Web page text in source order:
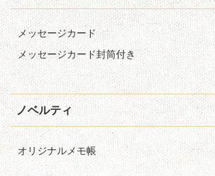
メッセージカード
メッセージカード封筒付き
ノベルティ
オリジナルメモ帳